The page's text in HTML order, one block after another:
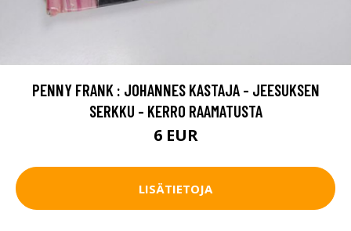
PENNY FRANK : JOHANNES KASTAJA - JEESUKSEN
SERKKU - KERRO RAAMATUSTA
6 EUR
LISÄTIETOJA